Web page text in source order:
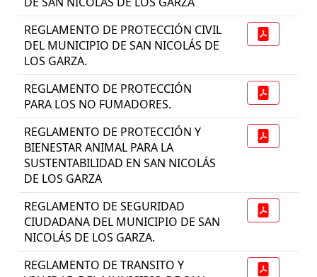
REGLAMENTO DE PROTECCIÓN CIVIL
DEL MUNICIPIO DE SAN NICOLÁS DE
LOS GARZA.
REGLAMENTO DE PROTECCIÓN
PARA LOS NO FUMADORES.
REGLAMENTO DE PROTECCIÓN Y
BIENESTAR ANIMAL PARA LA
SUSTENTABILIDAD EN SAN NICOLÁS
DE LOS GARZA
REGLAMENTO DE SEGURIDAD
CIUDADANA DEL MUNICIPIO DE SAN
NICOLÁS DE LOS GARZA.
REGLAMENTO DE TRANSITO Y